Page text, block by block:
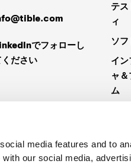
media features and to
our social media,
でフォローし
ださい
テ
ィ
ソ
イ
ャ
ム